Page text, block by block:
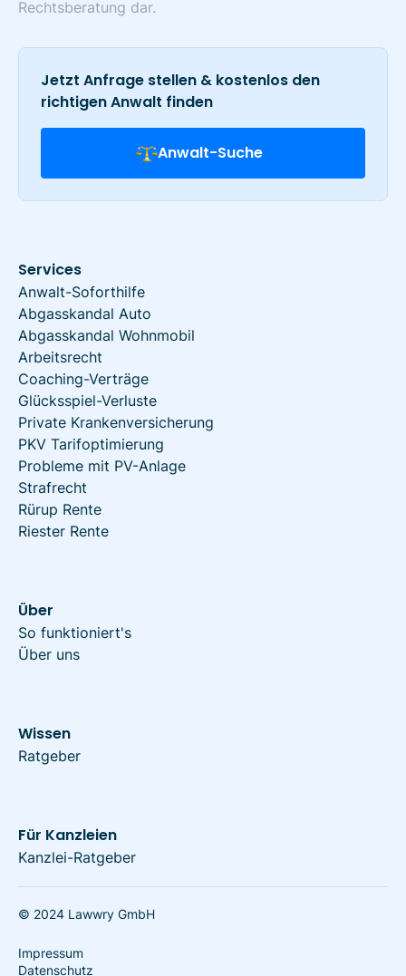
Rechtsberatung dar.
Jetzt Anfrage stellen & kostenlos den
richtigen Anwalt finden
Anwalt-Suche
Services
Anwalt-Soforthilfe
Abgasskandal Auto
Abgasskandal Wohnmobil
Arbeitsrecht
Coaching-Verträge
Glücksspiel-Verluste
Private Krankenversicherung
PKV Tarifoptimierung
Probleme mit PV-Anlage
Strafrecht
Rürup Rente
Riester Rente
Über
So funktioniert's
Über uns
Wissen
Ratgeber
Für Kanzleien
Kanzlei-Ratgeber
© 2024 Lawwry GmbH
Impressum
Datenschutz